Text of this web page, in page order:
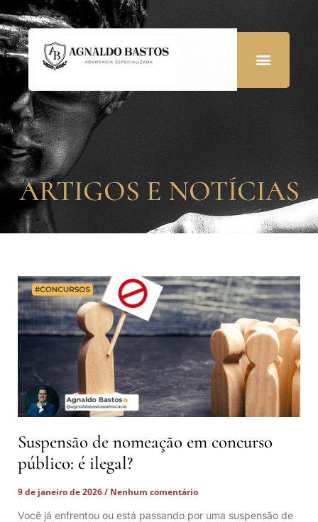
ARTIGOS E NOTÍCIAS
Suspensão de nomeação em concurso
público: é ilegal?
9 de janeiro de 2026
Nenhum comentário
Você já enfrentou ou está passando por uma suspensão de